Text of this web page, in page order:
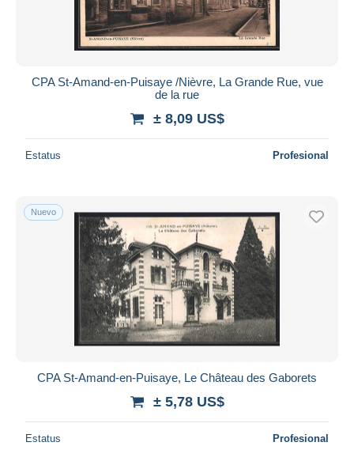
CPA St-Amand-en-Puisaye /Nièvre, La Grande Rue, vue
de la rue
± 8,09 US$
Estatus Profesional
Nuevo
CPA St-Amand-en-Puisaye, Le Château des Gaborets
± 5,78 US$
Estatus Profesional